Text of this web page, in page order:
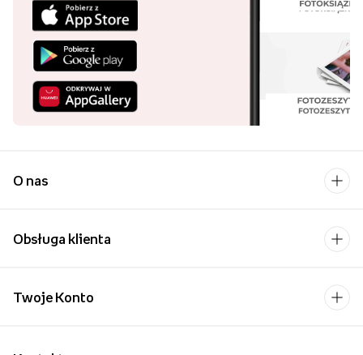
O nas
Obsługa klienta
Twoje Konto